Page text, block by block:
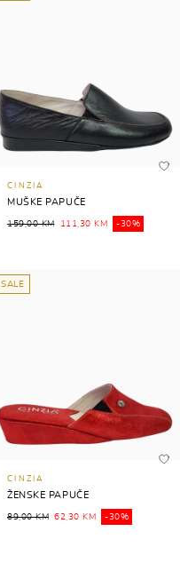
CINZIA
MUŠKE PAPUČE
159,00 KM 111,30 KM -30%
SALE
CINZIA
ŽENSKE PAPUČE
89,00 KM 62,30 KM -30%